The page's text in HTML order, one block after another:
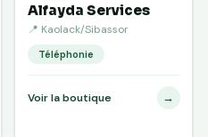
Alfayda Services
📍 Kaolack/Sibassor
Téléphonie
Voir la boutique →